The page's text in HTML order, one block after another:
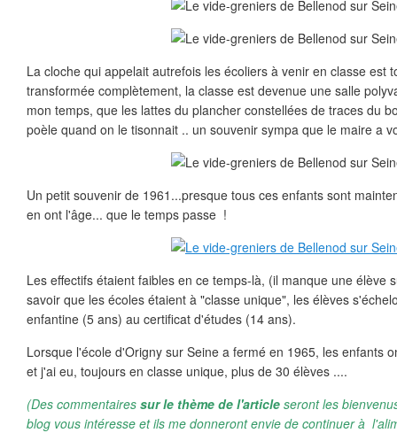
La cloche qui appelait autrefois les écoliers à venir en classe est
transformée complètement, la classe est devenue une salle
mon temps, que les lattes du plancher constellées de traces du
poèle quand on le tisonnait .. un souvenir sympa que le maire a
Un petit souvenir de 1961...presque tous ces enfants sont
en ont l'âge... que le temps passe !
Les effectifs étaient faibles en ce temps-là, (il manque une élève
savoir que les écoles étaient à "classe unique", les élèves
enfantine (5 ans) au certificat d'études (14 ans).
Lorsque l'école d'Origny sur Seine a fermé en 1965, les enfants
et j'ai eu, toujours en classe unique, plus de 30 élèves ....
(Des commentaires sur le thème de l'article seront les
blog vous intéresse et ils me donneront envie de continuer à